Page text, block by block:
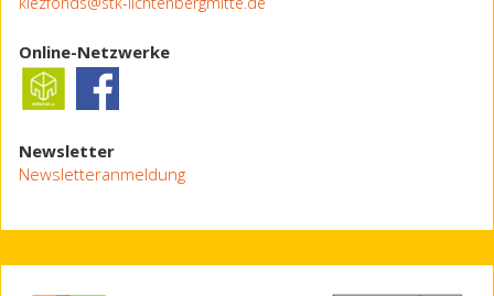
Online-Netzwerke
Newsletter
Newsletteranmeldung